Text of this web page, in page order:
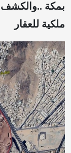
بمكة
ملكية للعقار